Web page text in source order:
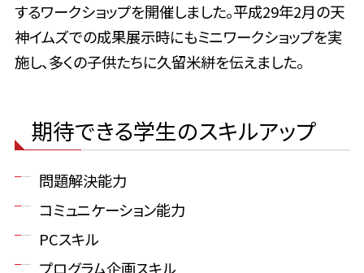
するワークショップを開催しました。平成29年2月の天
神イムズでの成果展示時にもミニワークショップを実
施し、多くの子供たちに久留米絣を伝えました。
期待できる学生のスキルアップ
問題解決能力
コミュニケーション能力
PCスキル
プログラム企画スキル